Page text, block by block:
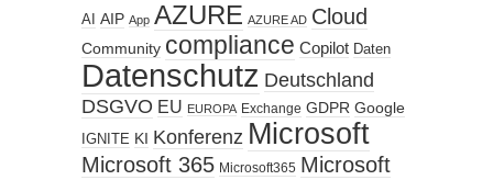
AI AIP App AZURE AZURE AD Cloud
Community compliance Copilot Daten
Datenschutz Deutschland
DSGVO EU EUROPA Exchange GDPR Google
IGNITE KI Konferenz Microsoft
Microsoft 365 Microsoft365 Microsoft